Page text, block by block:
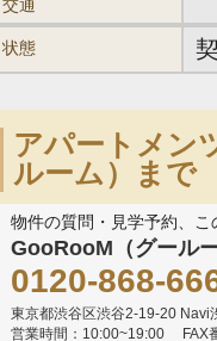
交通
状態
アパートメン
ルーム）まで
物件の質問・見学予約、
GooRooM（グール
0120-868-
東京都渋谷区渋谷2-19-20 Navi
営業時間：10:00~19:00
FAX